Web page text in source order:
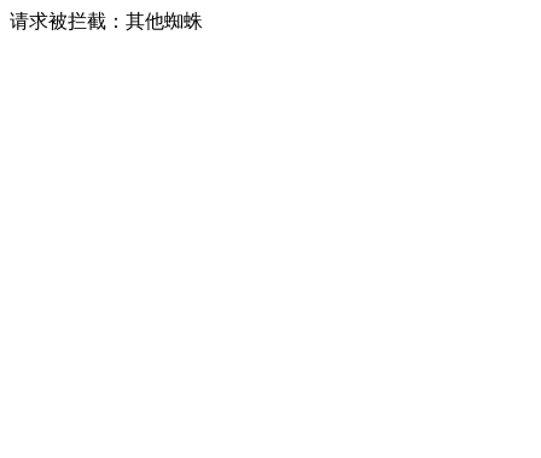
请求被拦截：其他蜘蛛